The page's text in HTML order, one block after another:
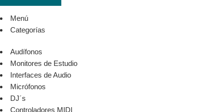
Menú
Categorías
Audífonos
Monitores de Estudio
Interfaces de Audio
Micrófonos
DJ´s
Controladores MIDI